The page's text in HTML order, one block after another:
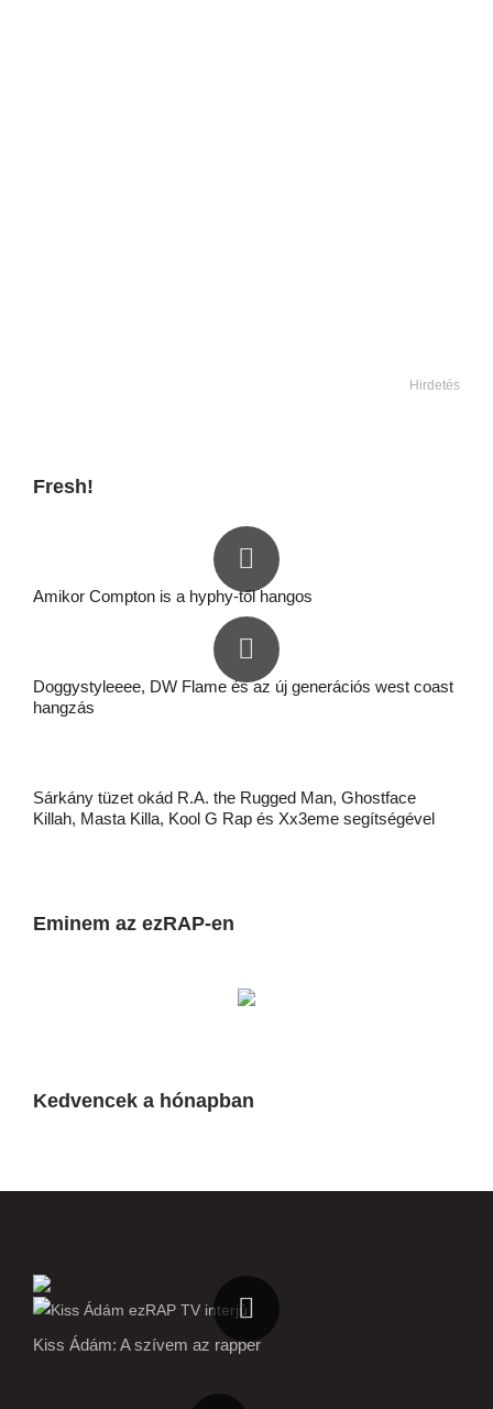
Hirdetés
Fresh!
Amikor Compton is a hyphy-től hangos
Doggystyleeee, DW Flame és az új generációs west coast
hangzás
Sárkány tüzet okád R.A. the Rugged Man, Ghostface
Killah, Masta Killa, Kool G Rap és Xx3eme segítségével
Eminem az ezRAP-en
Kedvencek a hónapban
Kiss Ádám: A szívem az rapper